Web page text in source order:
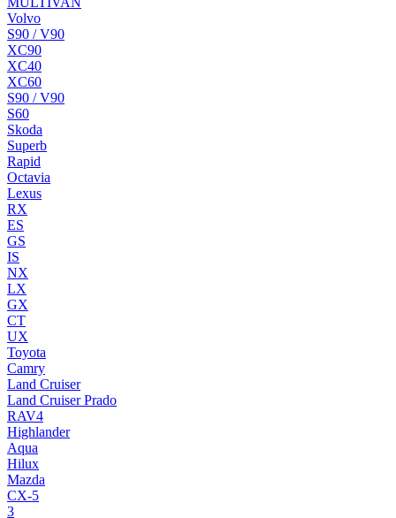
Volvo
S90 / V90
XC90
XC40
XC60
S90 / V90
S60
Skoda
Superb
Rapid
Octavia
Lexus
RX
ES
GS
IS
NX
LX
GX
CT
UX
Toyota
Camry
Land Cruiser
Land Cruiser Prado
RAV4
Highlander
Aqua
Hilux
Mazda
CX-5
3